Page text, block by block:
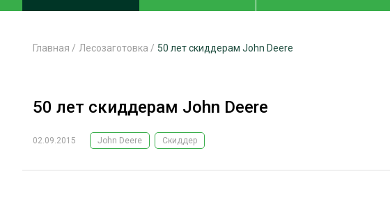
ЛЕСОЗАГОТОВКА
ОБРАБОТКА ДРЕВЕСИНЫ
ЛЕСОПИЛЕНИЕ
Главная / Лесозаготовка / 50 лет скиддерам John Deere
50 лет скиддерам John Deere
02.09.2015 John Deere Скиддер